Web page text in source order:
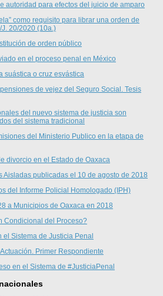
autoridad para efectos del juicio de amparo
como requisito para librar una orden de
20/2020 (10a.)
de orden público
en el proceso penal en México
suástica o cruz esvástica
de vejez del Seguro Social. Tesis
del nuevo sistema de justicia son
del sistema tradicional
del Ministerio Publico en la etapa de
divorcio en el Estado de Oaxaca
Aisladas publicadas el 10 de agosto de 2018
del Informe Policial Homologado (IPH)
a Municipios de Oaxaca en 2018
Condicional del Proceso?
el Sistema de Justicia Penal
Primer Respondiente
en el Sistema de #JusticiaPenal